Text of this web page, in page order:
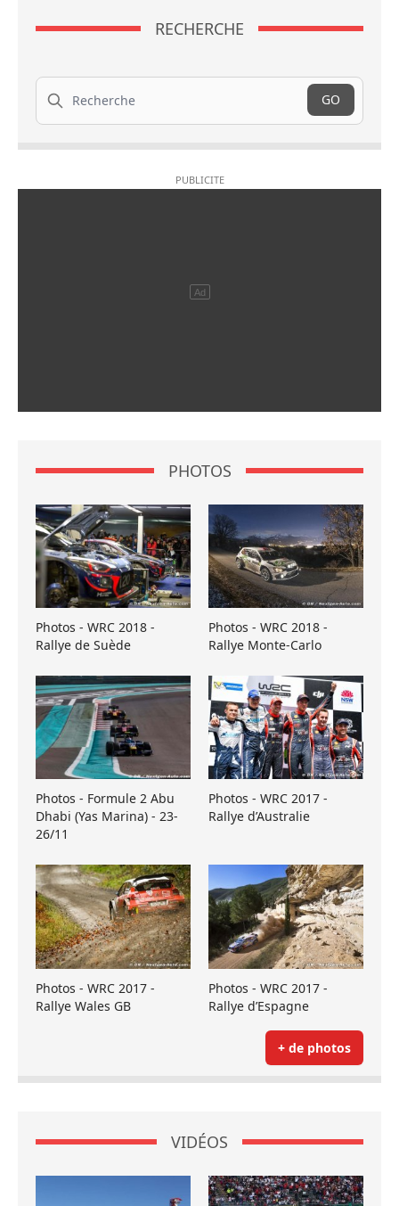
RECHERCHE
Recherche
GO
PHOTOS
Photos - WRC 2018 -
Rallye de Suède
Photos - WRC 2018 -
Rallye Monte-Carlo
Photos - Formule 2 Abu
Dhabi (Yas Marina) - 23-
26/11
Photos - WRC 2017 -
Rallye d’Australie
Photos - WRC 2017 -
Rallye Wales GB
Photos - WRC 2017 -
Rallye d’Espagne
+ de photos
VIDÉOS